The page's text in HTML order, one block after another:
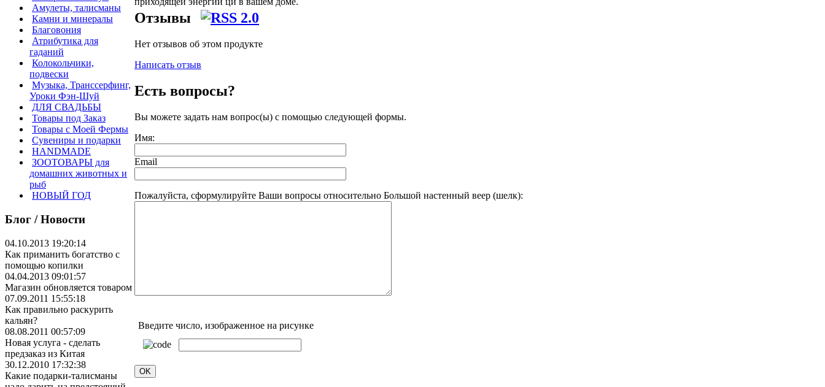
Амулеты, талисманы
Камни и минералы
Благовония
Атрибутика для
гаданий
Колокольчики,
подвески
Музыка, Транссерфинг,
Уроки Фэн-Шуй
ДЛЯ СВАДЬБЫ
Товары под Заказ
Товары с Моей Фермы
Сувениры и подарки
HANDMADE
ЗООТОВАРЫ для
домашних животных и
рыб
НОВЫЙ ГОД
Блог / Новости
04.10.2013 19:20:14
Как приманить богатство с
помощью копилки
04.04.2013 09:01:57
Магазин обновляется товаром
07.09.2011 15:55:18
Как правильно раскурить
кальян?
08.08.2011 00:57:09
Новая услуга - сделать
предзаказ из Китая
30.12.2010 17:32:38
Какие подарки-талисманы
Отзывы
Нет отзывов об этом продукте
Написать отзыв
Есть вопросы?
Вы можете задать нам вопрос(ы) с помощью следующей формы.
Имя:
Email
Пожалуйста, сформулируйте Ваши вопросы относительно Большой настенный веер (шелк):
Введите число, изображенное на рисунке